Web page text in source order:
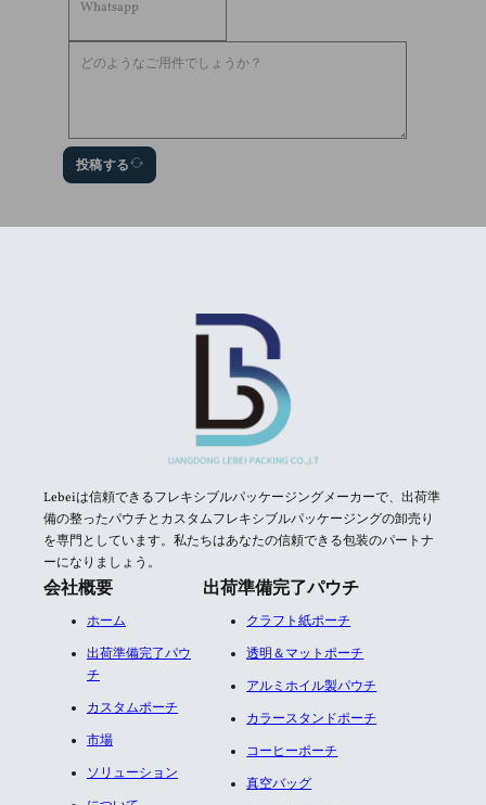
投稿する
Lebeiは信頼できるフレキシブルパッケージングメーカーで、出荷準
備の整ったパウチとカスタムフレキシブルパッケージングの卸売り
を専門としています。私たちはあなたの信頼できる包装のパートナ
ーになりましょう。
会社概要
ホーム
出荷準備完了パウ
チ
カスタムポーチ
市場
ソリューション
出荷準備完了パウチ
クラフト紙ポーチ
透明＆マットポーチ
アルミホイル製パウチ​
カラースタンドポーチ
コーヒーポーチ
真空バッグ